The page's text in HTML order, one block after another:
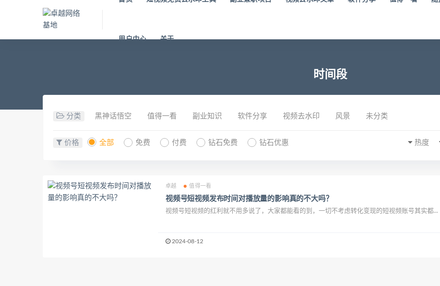
用户中心 关于
时间段
分类 黑神话悟空 值得一看 副业知识 软件分享 视频去水印 风景 未分类
价格 全部 免费 付费 钻石免费 钻石优惠 热度
卓越 值得一看
视频号短视频发布时间对播放量的影响真的不大吗？
视频号短视频的红利就不用多说了，大家都能看的到，一切不考虑转化变现的短视频账号其实都...
2024-08-12